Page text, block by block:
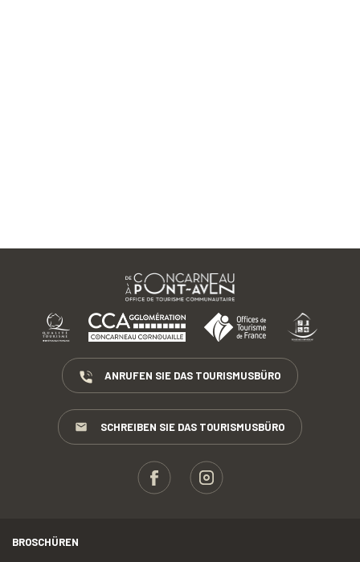
ANRUFEN SIE DAS TOURISMUSBÜRO
SCHREIBEN SIE DAS TOURISMUSBÜRO
BROSCHÜREN